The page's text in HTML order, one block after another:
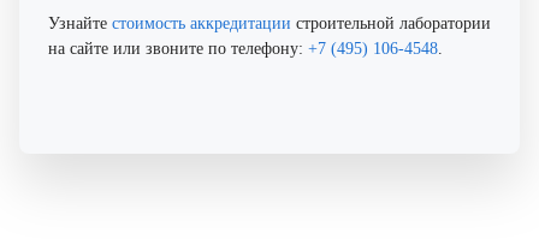
Узнайте стоимость аккредитации строительной лаборатории
на сайте или звоните по телефону: +7 (495) 106-4548.